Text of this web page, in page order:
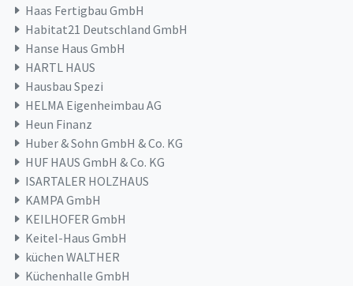
Haas Fertigbau GmbH
Habitat21 Deutschland GmbH
Hanse Haus GmbH
HARTL HAUS
Hausbau Spezi
HELMA Eigenheimbau AG
Heun Finanz
Huber & Sohn GmbH & Co. KG
HUF HAUS GmbH & Co. KG
ISARTALER HOLZHAUS
KAMPA GmbH
KEILHOFER GmbH
Keitel-Haus GmbH
küchen WALTHER
Küchenhalle GmbH